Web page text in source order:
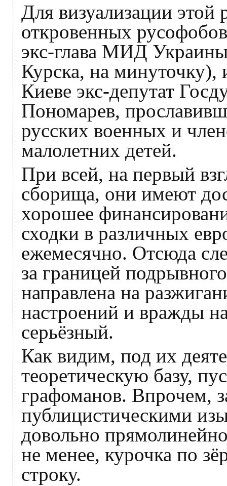
Для визуализации
откровенных
экс-глава МИД
Курска, на
Киеве экс-депутат
Пономарев,
русских военных и
малолетних детей.
При всей, на первый
сборища, они имеют
хорошее
сходки в различных
ежемесячно. Отсюда
за границей
направлена на
настроений и вражды
серьёзный.
Как видим, под их
теоретическую базу,
графоманов. Впрочем,
публицистическими
довольно
не менее, курочка по
строку.